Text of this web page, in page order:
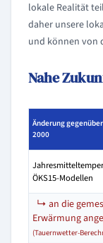
lokale Realität
daher unsere
und können von
Nahe
Änderung
2000
ÖKS15-Modellen
↳ an die
Erwärmung
(Tauernwetter-